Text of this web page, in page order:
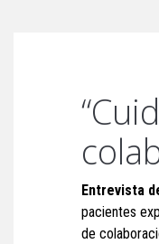
Entrevista
pacientes
de